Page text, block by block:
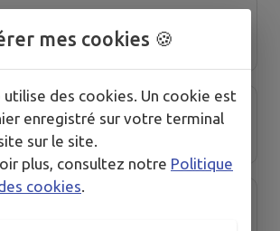
du Commerce
mes cookies 🍪
utilise des cookies. Un cookie est
enregistré sur votre terminal
sur le site.
plus, consultez notre Politique
cookies